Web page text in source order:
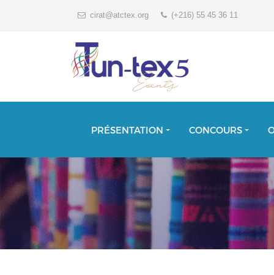
cirat@atctex.org (+216) 55 45 36 11
PRÉSENTATION CONCOURS